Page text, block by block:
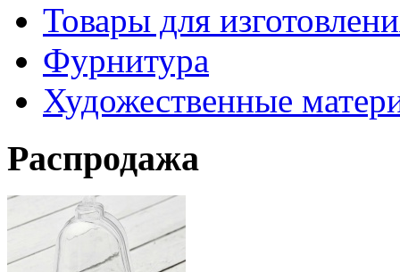
Товары для
Фурнитура
Художественные
Распродажа